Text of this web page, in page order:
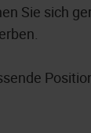
Sie sich